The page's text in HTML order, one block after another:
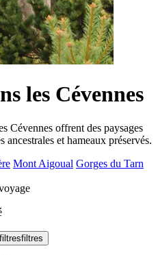
les Cévennes
Cévennes offrent des paysages
ancestrales et hameaux préservés.
Mont Aigoual Gorges du Tarn
filtres